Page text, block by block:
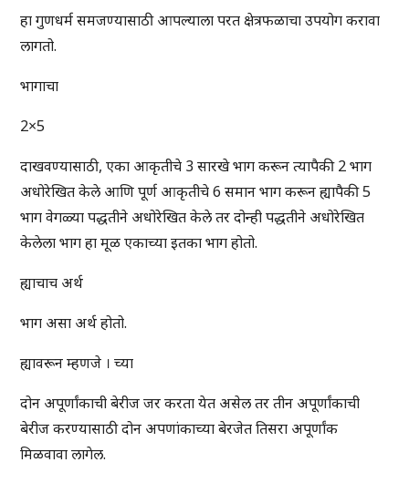
हा गुणधर्म समजण्यासाठी आपल्याला परत क्षेत्रफळाचा उपयोग करावा
लागतो.
भागाचा
2×5
दाखवण्यासाठी, एका आकृतीचे 3 सारखे भाग करून त्यापैकी 2 भाग
अधोरेखित केले आणि पूर्ण आकृतीचे 6 समान भाग करून ह्यापैकी 5
भाग वेगळ्या पद्धतीने अधोरेखित केले तर दोन्ही पद्धतीने अधोरेखित
केलेला भाग हा मूळ एकाच्या इतका भाग होतो.
ह्याचाच अर्थ
भाग असा अर्थ होतो.
ह्यावरून म्हणजे । च्या
दोन अपूर्णांकाची बेरीज जर करता येत असेल तर तीन अपूर्णांकाची
बेरीज करण्यासाठी दोन अपणांकाच्या बेरजेत तिसरा अपूर्णांक
मिळवावा लागेल.